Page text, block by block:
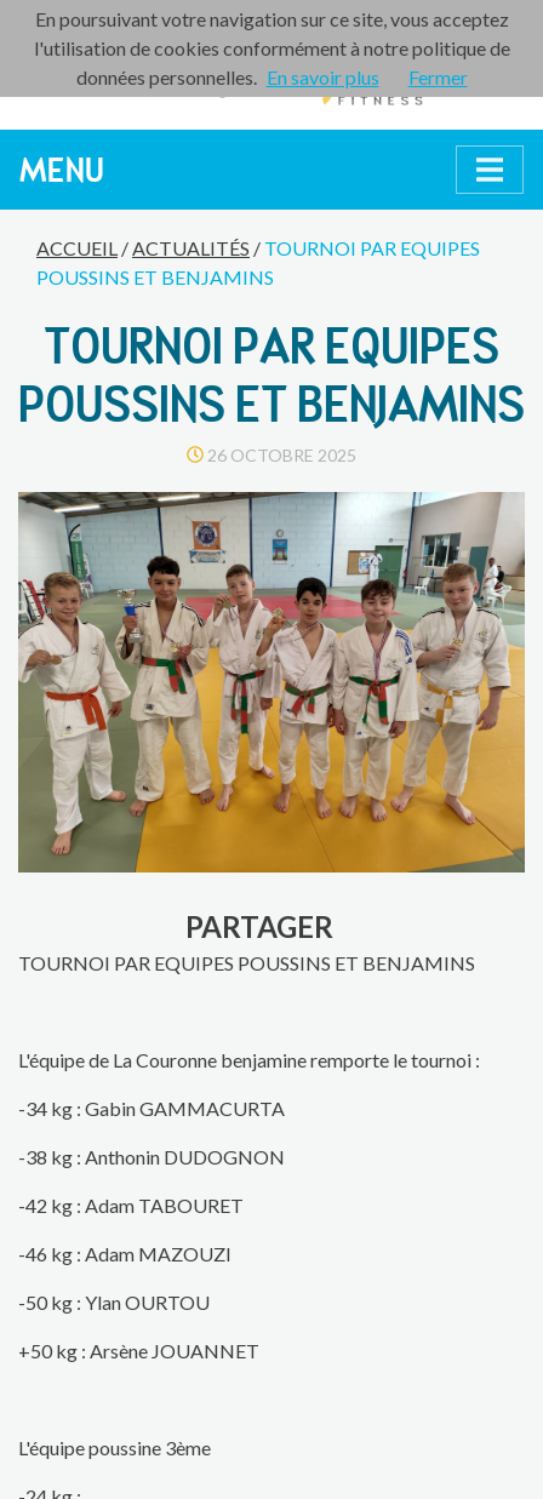
MENU
ACCUEIL / ACTUALITÉS / TOURNOI PAR EQUIPES
POUSSINS ET BENJAMINS
TOURNOI PAR EQUIPES
POUSSINS ET BENJAMINS
26 OCTOBRE 2025
PARTAGER
TOURNOI PAR EQUIPES POUSSINS ET BENJAMINS
L'équipe de La Couronne benjamine remporte le tournoi :
-34 kg : Gabin GAMMACURTA
-38 kg : Anthonin DUDOGNON
-42 kg : Adam TABOURET
-46 kg : Adam MAZOUZI
-50 kg : Ylan OURTOU
+50 kg : Arsène JOUANNET
L'équipe poussine 3ème
En poursuivant votre navigation sur ce site, vous acceptez
l'utilisation de cookies conformément à notre politique de
données personnelles. En savoir plus Fermer